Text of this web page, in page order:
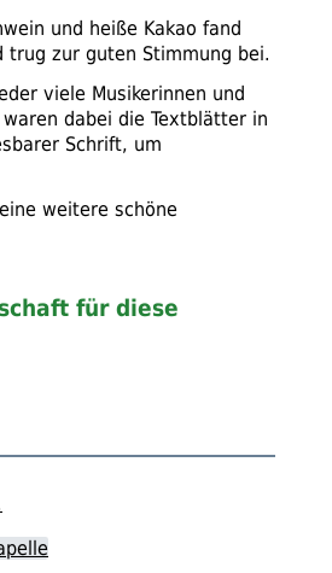
und heiße Kakao fand
trug zur guten Stimmung bei.
viele Musikerinnen und
dabei die Textblätter in
Schrift, um
weitere schöne
für diese